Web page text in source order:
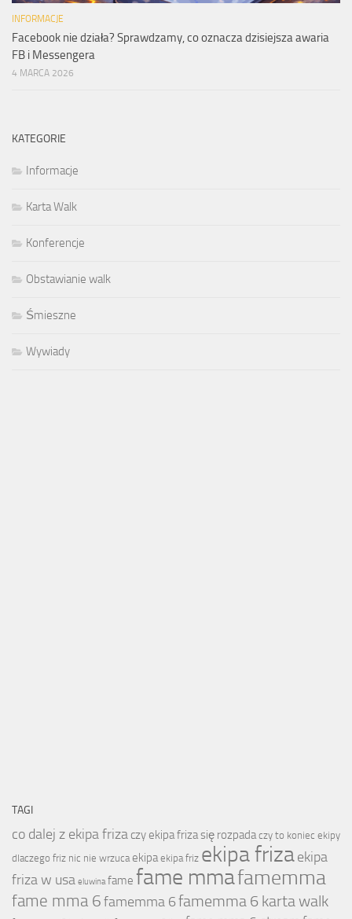
INFORMACJE
Facebook nie działa? Sprawdzamy, co oznacza dzisiejsza awaria
FB i Messengera
4 MARCA 2026
KATEGORIE
Informacje
Karta Walk
Konferencje
Obstawianie walk
Śmieszne
Wywiady
TAGI
co dalej z ekipa friza czy ekipa friza się rozpada czy to koniec ekipy
dlaczego friz nic nie wrzuca ekipa ekipa friz ekipa frizaekipa
friza w usa eluwina fame fame mmafamemma
fame mma 6famemma 6famemma 6 karta walk